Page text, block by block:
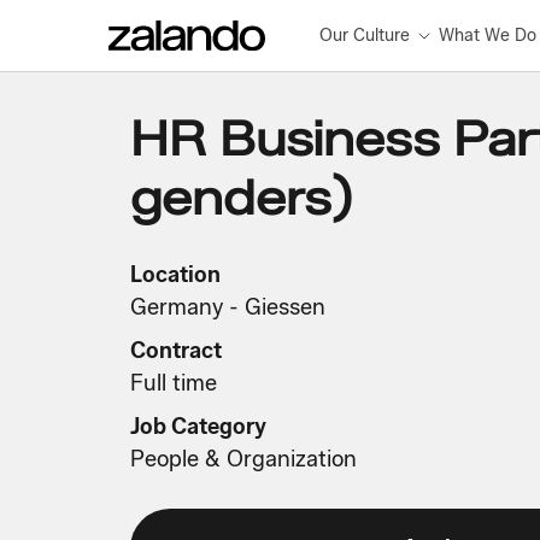
Our Culture What We Do
HR Business
genders)
Location
Germany - Giessen
Contract
Full time
Job Category
People & Organization